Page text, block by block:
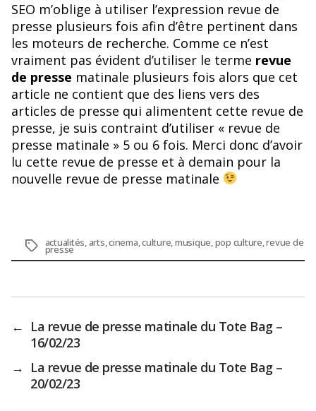
SEO m’oblige à utiliser l’expression revue de
presse plusieurs fois afin d’être pertinent dans
les moteurs de recherche. Comme ce n’est
vraiment pas évident d’utiliser le terme revue
de presse matinale plusieurs fois alors que cet
article ne contient que des liens vers des
articles de presse qui alimentent cette revue de
presse, je suis contraint d’utiliser « revue de
presse matinale » 5 ou 6 fois. Merci donc d’avoir
lu cette revue de presse et à demain pour la
nouvelle revue de presse matinale
Étiquettes
actualités, arts,cinema,culture,musique,pop culture,revue de
presse
← La revue de presse matinale du Tote Bag –
16/02/23
→ La revue de presse matinale du Tote Bag –
20/02/23